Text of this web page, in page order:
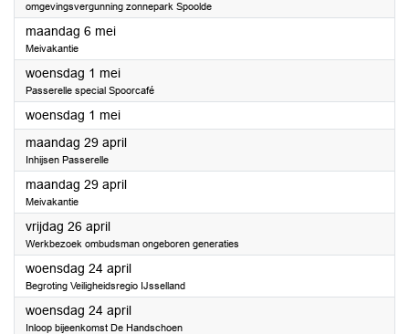
omgevingsvergunning zonnepark Spoolde
maandag 6 mei2024
Meivakantie
woensdag 1 mei2024
Passerelle special Spoorcafé
woensdag 1 mei2024
maandag 29 april2024
Inhijsen Passerelle
maandag 29 april2024
Meivakantie
vrijdag 26 april2024
Werkbezoek ombudsman ongeboren generaties
woensdag 24 april2024
Begroting Veiligheidsregio IJsselland
woensdag 24 april2024
Inloop bijeenkomst De Handschoen